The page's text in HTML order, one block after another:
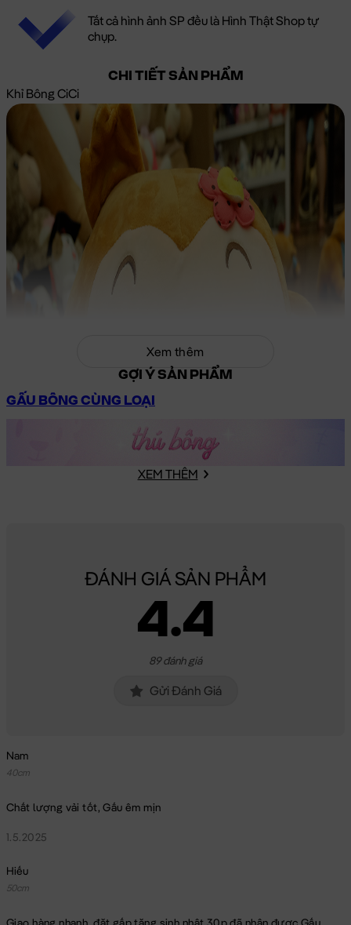
Tất cả hình ảnh SP đều là Hình Thật Shop tự
chụp.
CHI TIẾT SẢN PHẨM
Khỉ Bông CiCi
Khỉ Bông CiCi
Xem thêm
GỢI Ý SẢN PHẨM
GẤU BÔNG CÙNG LOẠI
XEM THÊM
ĐÁNH GIÁ SẢN PHẨM
4.4
89 đánh giá
Gửi Đánh Giá
Nam
40cm
Chất lượng vải tốt, Gấu êm mịn
1.5.2025
Hiếu
50cm